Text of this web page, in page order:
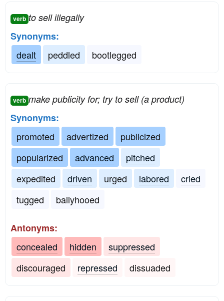
verb to sell illegally
Synonyms:
dealt
peddled bootlegged
verb make publicity for; try to sell (a product)
Synonyms:
promoted
advertized
publicized
popularized
advanced
pitched
expedited
driven urged labored
cried
tugged
ballyhooed
Antonyms:
concealed
hidden
suppressed
discouraged
repressed dissuaded